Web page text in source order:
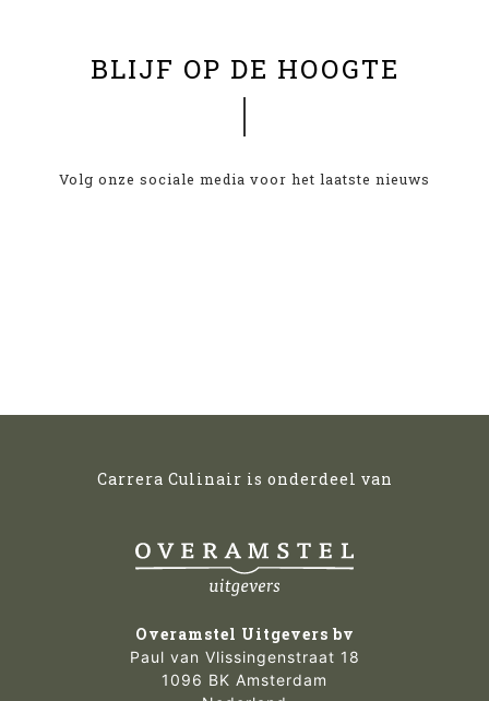
BLIJF OP DE HOOGTE
Volg onze sociale media voor het laatste nieuws
Carrera Culinair is onderdeel van
Overamstel Uitgevers bv
Paul van Vlissingenstraat 18
1096 BK Amsterdam